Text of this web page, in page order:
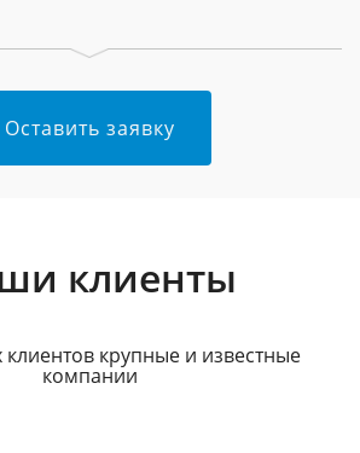
Оставить заявку
клиенты
крупные и известные
компании